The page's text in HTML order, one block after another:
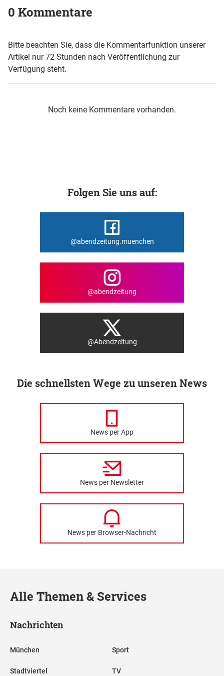
0 Kommentare
Bitte beachten Sie, dass die Kommentarfunktion unserer
Artikel nur 72 Stunden nach Veröffentlichung zur
Verfügung steht.
Noch keine Kommentare vorhanden.
Folgen Sie uns auf:
@abendzeitung.muenchen
@abendzeitung
@Abendzeitung
Die schnellsten Wege zu unseren News
News per App
News per Newsletter
News per Browser-Nachricht
Alle Themen & Services
Nachrichten
München
Stadtviertel
Sport
TV